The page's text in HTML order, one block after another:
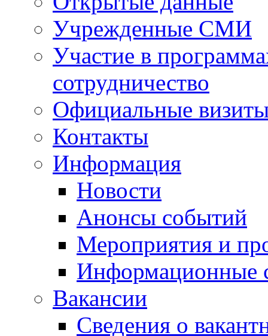
Учрежденные СМИ
Участие в
сотрудничество
Официальные
Контакты
Информация
Новости
Анонсы событий
Мероприятия и
Информационные
Вакансии
Сведения о